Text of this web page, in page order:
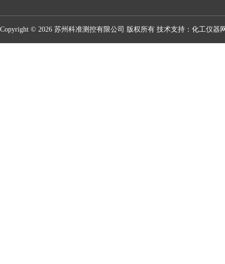
Copyright © 2026 苏州科准测控有限公司 版权所有 技术支持： 化工仪器